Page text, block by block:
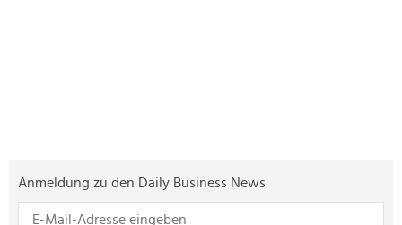
Anmeldung zu den Daily Business News